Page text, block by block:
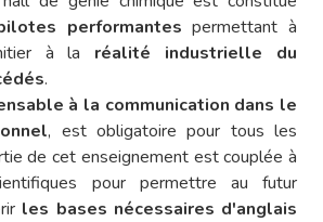
performantes permettant à
à la réalité industrielle du
.
à la communication dans le
, est obligatoire pour tous les
de cet enseignement est couplée à
pour permettre au futur
les bases nécessaires d'anglais